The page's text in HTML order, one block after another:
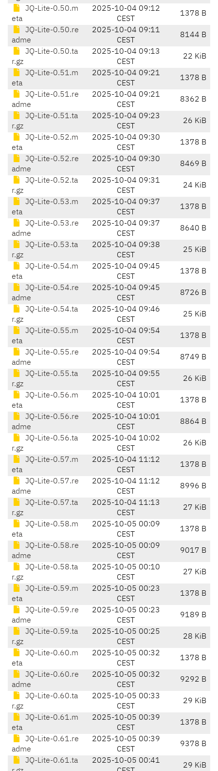
JQ-Lite-0.50.m
eta
2025-10-04 09:12
CEST
1378 B
JQ-Lite-0.50.re
adme
2025-10-04 09:11
CEST
8144 B
JQ-Lite-0.50.ta
r.gz
2025-10-04 09:13
CEST
22 KiB
JQ-Lite-0.51.m
eta
2025-10-04 09:21
CEST
1378 B
JQ-Lite-0.51.re
adme
2025-10-04 09:21
CEST
8362 B
JQ-Lite-0.51.ta
r.gz
2025-10-04 09:23
CEST
26 KiB
JQ-Lite-0.52.m
eta
2025-10-04 09:30
CEST
1378 B
JQ-Lite-0.52.re
adme
2025-10-04 09:30
CEST
8469 B
JQ-Lite-0.52.ta
r.gz
2025-10-04 09:31
CEST
24 KiB
JQ-Lite-0.53.m
eta
2025-10-04 09:37
CEST
1378 B
JQ-Lite-0.53.re
adme
2025-10-04 09:37
CEST
8640 B
JQ-Lite-0.53.ta
r.gz
2025-10-04 09:38
CEST
25 KiB
JQ-Lite-0.54.m
eta
2025-10-04 09:45
CEST
1378 B
JQ-Lite-0.54.re
adme
2025-10-04 09:45
CEST
8726 B
JQ-Lite-0.54.ta
r.gz
2025-10-04 09:46
CEST
25 KiB
JQ-Lite-0.55.m
eta
2025-10-04 09:54
CEST
1378 B
JQ-Lite-0.55.re
adme
2025-10-04 09:54
CEST
8749 B
JQ-Lite-0.55.ta
r.gz
2025-10-04 09:55
CEST
26 KiB
JQ-Lite-0.56.m
eta
2025-10-04 10:01
CEST
1378 B
JQ-Lite-0.56.re
adme
2025-10-04 10:01
CEST
8864 B
JQ-Lite-0.56.ta
r.gz
2025-10-04 10:02
CEST
26 KiB
JQ-Lite-0.57.m
eta
2025-10-04 11:12
CEST
1378 B
JQ-Lite-0.57.re
adme
2025-10-04 11:12
CEST
8996 B
JQ-Lite-0.57.ta
r.gz
2025-10-04 11:13
CEST
27 KiB
JQ-Lite-0.58.m
eta
2025-10-05 00:09
CEST
1378 B
JQ-Lite-0.58.re
adme
2025-10-05 00:09
CEST
9017 B
JQ-Lite-0.58.ta
r.gz
2025-10-05 00:10
CEST
27 KiB
JQ-Lite-0.59.m
eta
2025-10-05 00:23
CEST
1378 B
JQ-Lite-0.59.re
adme
2025-10-05 00:23
CEST
9189 B
JQ-Lite-0.59.ta
r.gz
2025-10-05 00:25
CEST
28 KiB
JQ-Lite-0.60.m
eta
2025-10-05 00:32
CEST
1378 B
JQ-Lite-0.60.re
adme
2025-10-05 00:32
CEST
9292 B
JQ-Lite-0.60.ta
r.gz
2025-10-05 00:33
CEST
29 KiB
JQ-Lite-0.61.m
eta
2025-10-05 00:39
CEST
1378 B
JQ-Lite-0.61.re
adme
2025-10-05 00:39
CEST
9378 B
JQ-Lite-0.61.ta
2025-10-05 00:41
29 KiB